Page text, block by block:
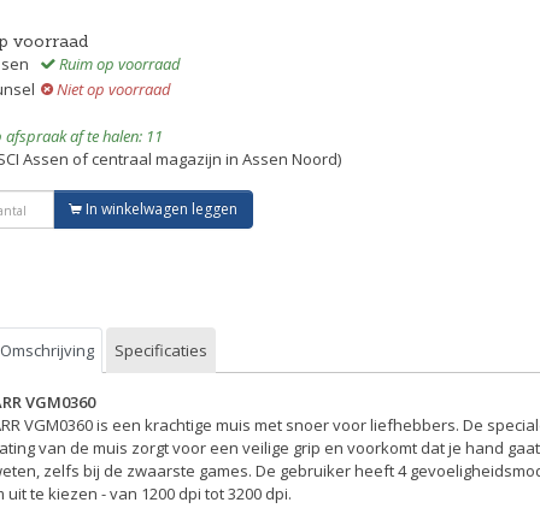
voorraad
Ruim op voorraad
Niet op voorraad
afspraak af te halen: 11
Assen of centraal magazijn in Assen Noord)
In winkelwagen leggen
Omschrijving Specificaties
VGM0360
VGM0360 is een krachtige muis met snoer voor liefhebbers. De
van de muis zorgt voor een veilige grip en voorkomt dat je hand gaat
zelfs bij de zwaarste games. De gebruiker heeft 4
uit te kiezen - van 1200 dpi tot 3200 dpi.